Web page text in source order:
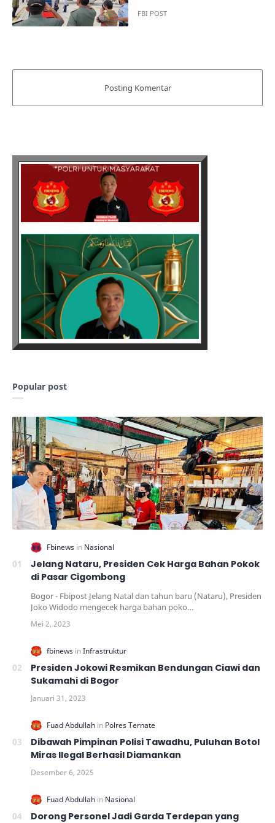
Popular post
Jelang Nataru, Presiden Cek Harga Bahan Pokok
di Pasar Cigombong
Bogor - Fbipost Jelang Natal dan tahun baru (Nataru), Presiden
Joko Widodo mengecek harga bahan poko…
Presiden Jokowi Resmikan Bendungan Ciawi dan
Sukamahi di Bogor
Dibawah Pimpinan Polisi Tawadhu, Puluhan Botol
Miras Ilegal Berhasil Diamankan
Dorong Personel Jadi Garda Terdepan yang